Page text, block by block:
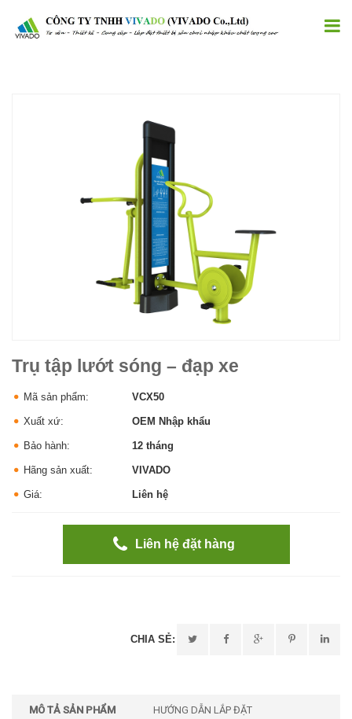
Trụ tập lướt sóng – đạp xe
Mã sản phẩm: VCX50
Xuất xứ: OEM Nhập khẩu
Bảo hành: 12 tháng
Hãng sản xuất: VIVADO
Giá: Liên hệ
Liên hệ đặt hàng
CHIA SẺ:
MÔ TẢ SẢN PHẨM HƯỚNG DẪN LẮP ĐẶT